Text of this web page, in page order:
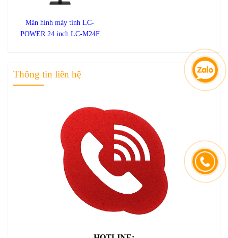
Màn hình máy tính LC-
POWER 24 inch LC-M24F
Thông tin liên hệ